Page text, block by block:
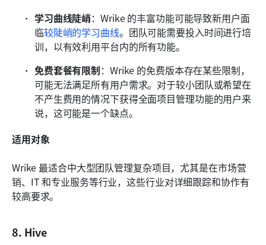
学习曲线陡峭：Wrike 的丰富功能可能导致新用户面
临较陡峭的学习曲线。团队可能需要投入时间进行培
训，以有效利用平台内的所有功能。
免费套餐有限制：Wrike 的免费版本存在某些限制，
可能无法满足所有用户需求。对于较小团队或希望在
不产生费用的情况下获得全面项目管理功能的用户来
说，这可能是一个缺点。
适用对象
Wrike 最适合中大型团队管理复杂项目，尤其是在市场营
销、IT 和专业服务等行业，这些行业对详细跟踪和协作有
较高要求。
8. Hive